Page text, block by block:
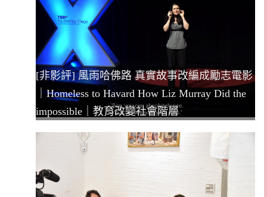
[非影評] 風雨哈佛路 真實故事改編成勵志電影
｜Homeless to Havard How Liz Murray Did the
impossible｜教育改變社會階層